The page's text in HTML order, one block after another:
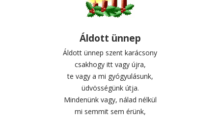
Áldott ünnep
Áldott ünnep szent karácsony
csakhogy itt vagy újra,
te vagy a mi gyógyulásunk,
üdvösségünk útja.
Mindenünk vagy, nálad nélkül
mi semmit sem érünk,